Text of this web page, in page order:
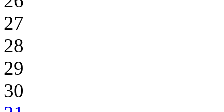
27
28
29
30